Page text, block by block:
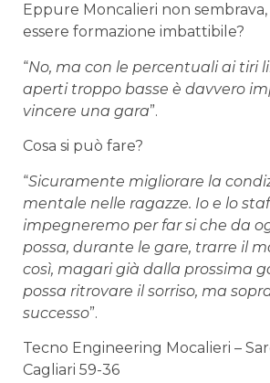
Eppure Moncalieri non sembrava,
essere formazione imbattibile?
“No, ma con le percentuali ai tiri
aperti troppo basse è davvero
vincere una gara”.
Cosa si può fare?
“Sicuramente migliorare la
mentale nelle ragazze. Io e lo
impegneremo per far si che da
possa, durante le gare, trarre il
così, magari già dalla prossima
possa ritrovare il sorriso, ma
successo”.
Tecno Engineering Mocalieri –
Cagliari 59-36